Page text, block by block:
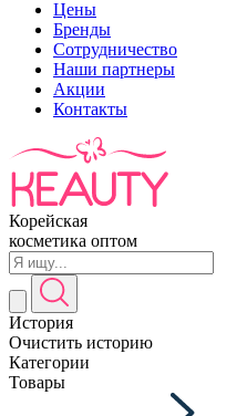
Цены
Бренды
Сотрудничество
Наши партнеры
Акции
Контакты
Корейская
косметика оптом
История
Очистить историю
Категории
Товары